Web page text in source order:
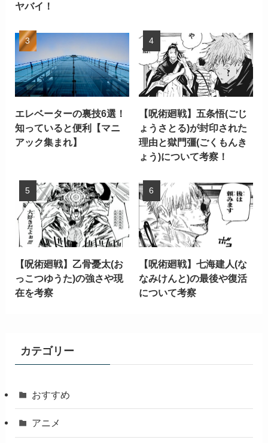
ヤバイ！
エレベーターの裏技6選！
知っていると便利【マニ
アック集まれ】
【呪術廻戦】五条悟(ごじ
ょうさとる)が封印された
理由と獄門彊(ごくもんき
ょう)について考察！
【呪術廻戦】乙骨憂太(お
っこつゆうた)の強さや現
在を考察
【呪術廻戦】七海建人(な
なみけんと)の最後や復活
について考察
カテゴリー
おすすめ
アニメ